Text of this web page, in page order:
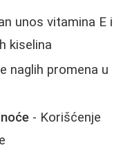
unos vitamina E i
kiselina
naglih promena u
- Korišćenje